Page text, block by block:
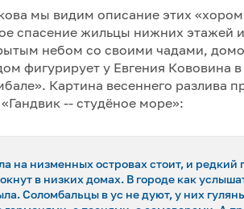
мы видим описание этих
спасение жильцы нижних этажей
небом со своими чадами,
фигурирует у Евгения Кововина в
Картина весеннего разлива
-- студёное море»:
на низменных островах стоит, и редкий
в низких домах. В городе как
Соломбальцы в ус не дуют, у них